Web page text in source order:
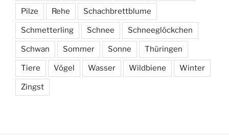
Pilze Rehe Schachbrettblume
Schmetterling Schnee Schneeglöckchen
Schwan Sommer Sonne Thüringen
Tiere Vögel Wasser Wildbiene Winter
Zingst